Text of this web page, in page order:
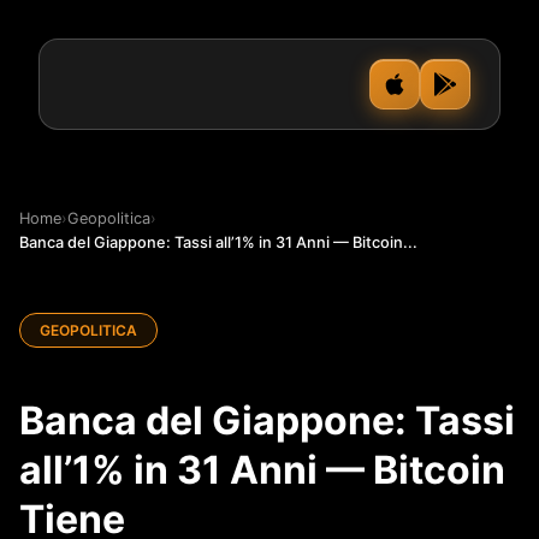
Home›Geopolitica›
Banca del Giappone: Tassi all’1% in 31 Anni — Bitcoin...
GEOPOLITICA
Banca del Giappone: Tassi
all’1% in 31 Anni — Bitcoin
Tiene